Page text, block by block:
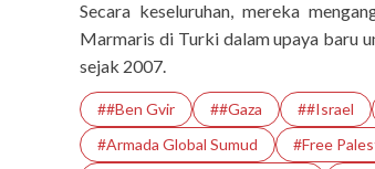
Secara keseluruhan, mereka
Marmaris di Turki dalam upaya baru
sejak 2007.
##Ben Gvir ##Gaza ##Israel
#Armada Global Sumud
#Free